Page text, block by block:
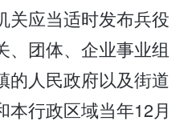
关应当适时发布兵役
、团体、企业事业组
的人民政府以及街道
本行政区域当年12月